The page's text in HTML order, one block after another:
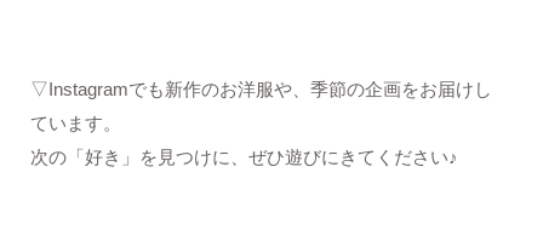
▽Instagramでも新作のお洋服や、季節の企画をお届けし
ています。
次の「好き」を見つけに、ぜひ遊びにきてください♪